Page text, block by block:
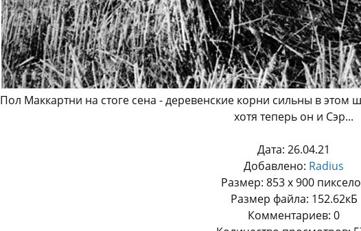
Пол Маккартни на стоге сена - деревенские корни сильны в этом
хотя теперь он и Сэр...
Дата: 26.04.21
Добавлено: Radius
Размер: 853 x 900
Размер файла: 152.62кБ
Комментариев: 0